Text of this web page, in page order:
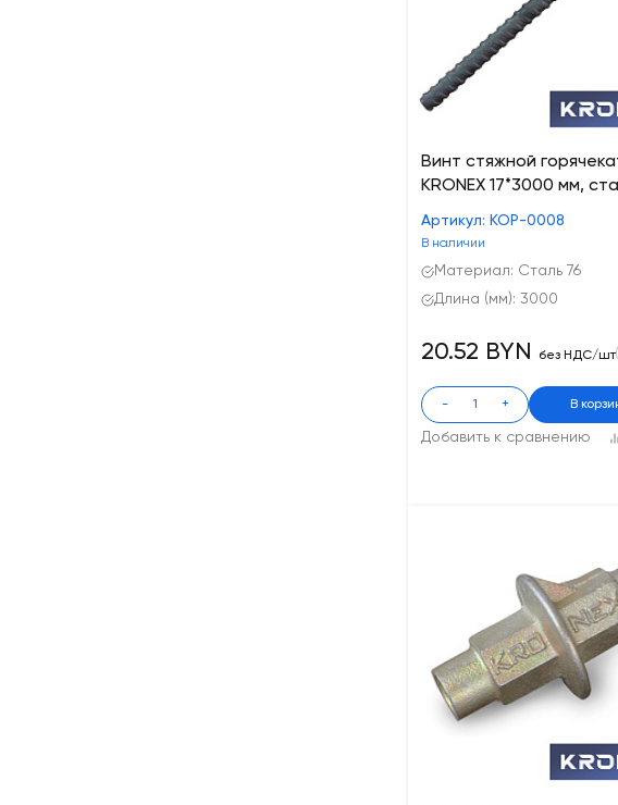
Винт стяжной
KRONEX 17*3000 мм,
Артикул: КОР-0008
В наличии
Материал: Сталь 76
Длина (мм): 3000
Добавить к сравнению
20.52 BYN без НДС/шт
- + В